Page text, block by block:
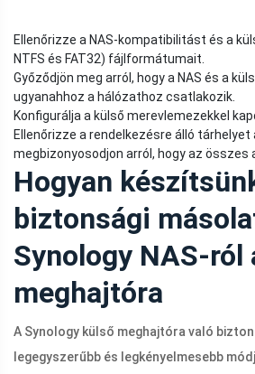
Ellenőrizze a NAS-kompatibilitást és a
NTFS és FAT32) fájlformátumait.
Győződjön meg arról, hogy a NAS és a
ugyanahhoz a hálózathoz csatlakozik.
Konfigurálja a külső merevlemezekkel
Ellenőrizze a rendelkezésre álló tárhelyet
megbizonyosodjon arról, hogy az összes
Hogyan
biztonsági
Synology NAS-ról
meghajtóra
A Synology külső meghajtóra való
legegyszerűbb és legkényelmesebb